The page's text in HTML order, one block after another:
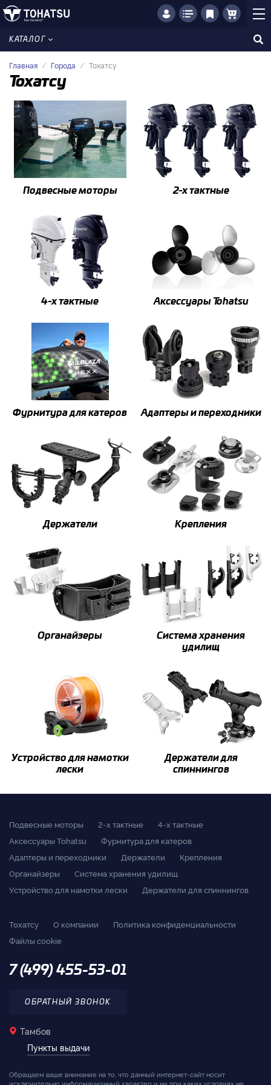
КАТАЛОГ
Главная Города Тохатсу
Тохатсу
Подвесные моторы 2-x тактные
4-x тактные Аксессуары Tohatsu
Фурнитура для катеров Адаптеры и переходники
Держатели Крепления
Органайзеры
Система хранения
удилищ
Устройство для намотки
лески
Держатели для
спиннингов
Подвесные моторы 2-x тактные
4-x тактные
Аксессуары Tohatsu
Фурнитура для катеров
Адаптеры и переходники
Держатели
Крепления
Органайзеры
Система хранения удилищ
Устройство для намотки лески
Держатели для спиннингов
Тохатсу О компании
Политика конфиденциальности
Файлы cookie
7 (499) 455-53-01
ОБРАТНЫЙ ЗВОНОК
Тамбов
Пункты выдачи
Обращаем ваше внимание на то, что данный интернет-сайт носит